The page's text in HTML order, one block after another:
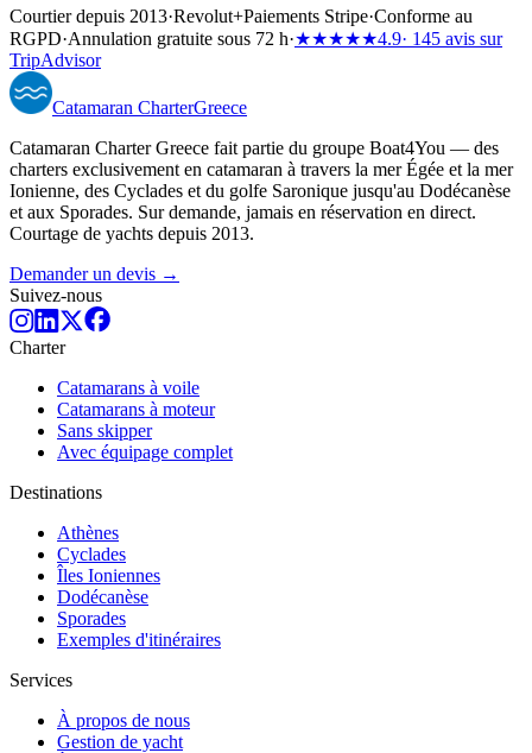
Courtier depuis 2013·Revolut+Paiements Stripe·Conforme au
RGPD·Annulation gratuite sous 72 h·★★★★★4.9· 145 avis sur
TripAdvisor
Catamaran CharterGreece
Catamaran Charter Greece fait partie du groupe Boat4You — des
charters exclusivement en catamaran à travers la mer Égée et la mer
Ionienne, des Cyclades et du golfe Saronique jusqu'au Dodécanèse
et aux Sporades. Sur demande, jamais en réservation en direct.
Courtage de yachts depuis 2013.
Demander un devis →
Suivez-nous
Charter
Catamarans à voile
Catamarans à moteur
Sans skipper
Avec équipage complet
Destinations
Athènes
Cyclades
Îles Ioniennes
Dodécanèse
Sporades
Exemples d'itinéraires
Services
À propos de nous
Gestion de yacht